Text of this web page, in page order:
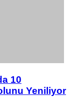
10
Yeniliyor